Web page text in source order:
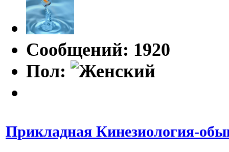
Сообщений: 1920
Пол:
Прикладная Кинезиология-